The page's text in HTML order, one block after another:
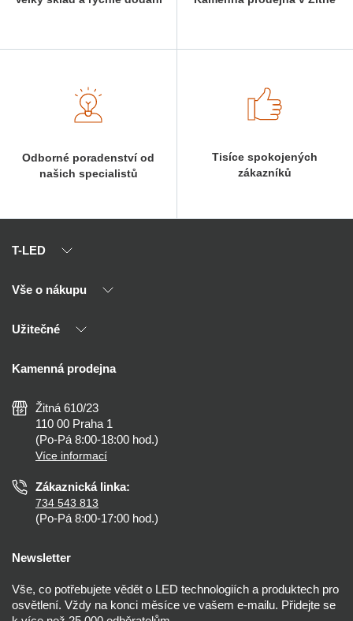
Odborné poradenství od
našich specialistů
Tisíce spokojených
zákazníků
T-LED
O nás
Kontakty
Vše o nákupu
Výhody T-LED
Montáž
Nejčastější dotazy
Než koupíte
Osvětlení dle místnosti
Užitečné
Reklamace a vrácení
Zásady ochrany soukromí
Nastavení cookies
Prohlášení o přístupnosti
Kamenná prodejna
Žitná 610/23
110 00 Praha 1
(Po-Pá 8:00-18:00 hod.)
Více informací
Zákaznická linka:
734 543 813
(Po-Pá 8:00-17:00 hod.)
Newsletter
Vše, co potřebujete vědět o LED technologiích a produktech pro
osvětlení. Vždy na konci měsíce ve vašem e-mailu. Přidejte se